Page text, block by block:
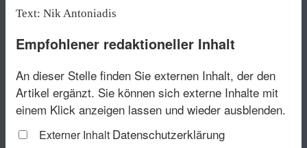
Text: Nik Antoniadis
Empfohlener redaktioneller Inhalt
An dieser Stelle finden Sie externen Inhalt, der den
Artikel ergänzt. Sie können sich externe Inhalte mit
einem Klick anzeigen lassen und wieder ausblenden.
Externer Inhalt Datenschutzerklärung